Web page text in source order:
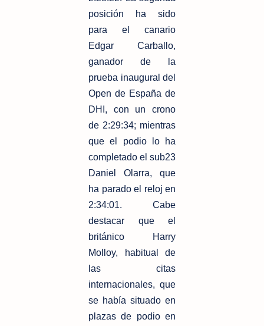
posición ha sido
para el canario
Edgar Carballo,
ganador de la
prueba inaugural del
Open de España de
DHI, con un crono
de 2:29:34; mientras
que el podio lo ha
completado el sub23
Daniel Olarra, que
ha parado el reloj en
2:34:01. Cabe
destacar que el
británico Harry
Molloy, habitual de
las citas
internacionales, que
se había situado en
plazas de podio en